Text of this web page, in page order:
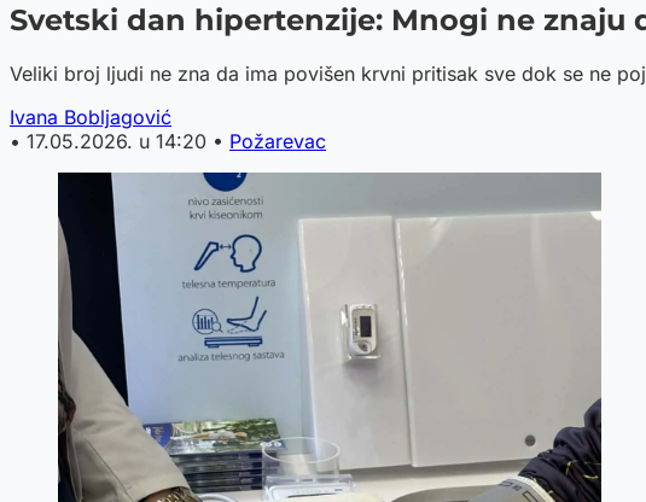
Svetski dan hipertenzije: Mnogi ne
Veliki broj ljudi ne zna da ima povišen krvni pritisak sve dok se ne
Ivana Bobljagović
• 17.05.2026. u 14:20 • Požarevac